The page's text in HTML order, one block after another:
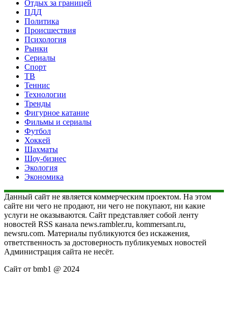
Отдых за границей
ПДД
Политика
Происшествия
Психология
Рынки
Сериалы
Спорт
ТВ
Теннис
Технологии
Тренды
Фигурное катание
Фильмы и сериалы
Футбол
Хоккей
Шахматы
Шоу-бизнес
Экология
Экономика
Данный сайт не является коммерческим проектом. На этом
сайте ни чего не продают, ни чего не покупают, ни какие
услуги не оказываются. Сайт представляет собой ленту
новостей RSS канала news.rambler.ru, kommersant.ru,
newsru.com. Материалы публикуются без искажения,
ответственность за достоверность публикуемых новостей
Администрация сайта не несёт.
Сайт от bmb1 @ 2024